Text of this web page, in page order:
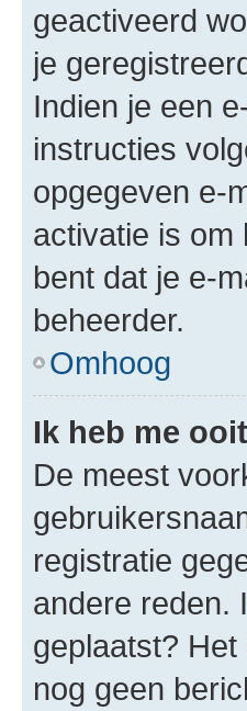
geactiveerd
je
Indien je een
instructies
opgegeven e-
activatie is om
bent dat je e-
beheerder.
Omhoog
Ik heb me
De meest
registratie
andere reden.
geplaatst?
nog geen